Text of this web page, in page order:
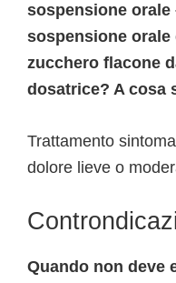
sospensione orale
sospensione orale
zucchero flacone
dosatrice? A cosa
Trattamento
dolore lieve o
Quando non deve